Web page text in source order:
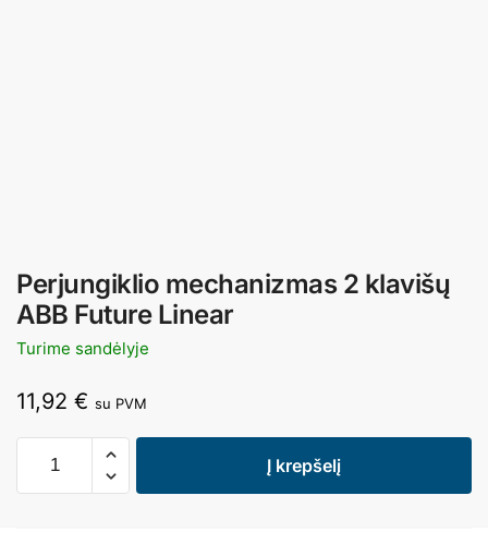
Perjungiklio mechanizmas 2 klavišų
ABB Future Linear
Turime sandėlyje
11,92 € su PVM
Į krepšelį